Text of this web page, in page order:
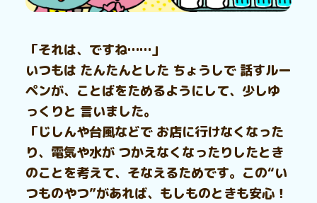
「それは、ですね……」
いつもは たんたんとした ちょうしで 話すルー
ペンが、ことばをためるようにして、少しゆ
っくりと 言いました。
「じしんや台風などで お店に行けなくなった
り、電気や水が つかえなくなったりしたとき
のことを考えて、そなえるためです。この“い
つものやつ”があれば、もしものときも安心！